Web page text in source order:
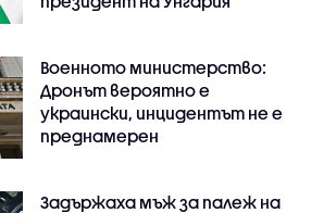
Военното министерство:
Дронът вероятно е
украински, инцидентът не е
преднамерен
Задържаха мъж за палеж на